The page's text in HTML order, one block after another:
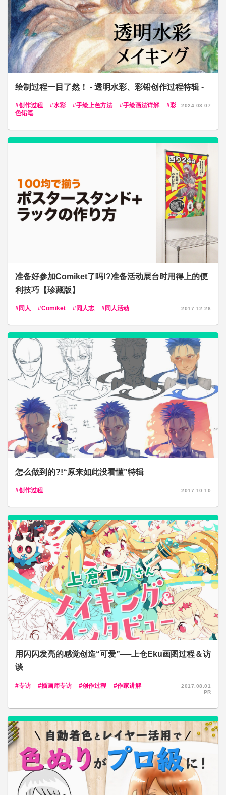
绘制过程一目了然！ - 透明水彩、彩铅创作过程特辑 -
创作过程 水彩 手绘上色方法 手绘画法详解
彩
色铅笔
2024.03.07
准备好参加Comiket了吗!?准备活动展台时用得上的便
利技巧【珍藏版】
同人 Comiket 同人志 同人活动 2017.12.26
怎么做到的?!“原来如此没看懂”特辑
创作过程 2017.10.10
用闪闪发亮的感觉创造“可爱”──上仓Eku画图过程＆访
谈
专访 插画师专访 创作过程 作家讲解
2017.08.01
PR